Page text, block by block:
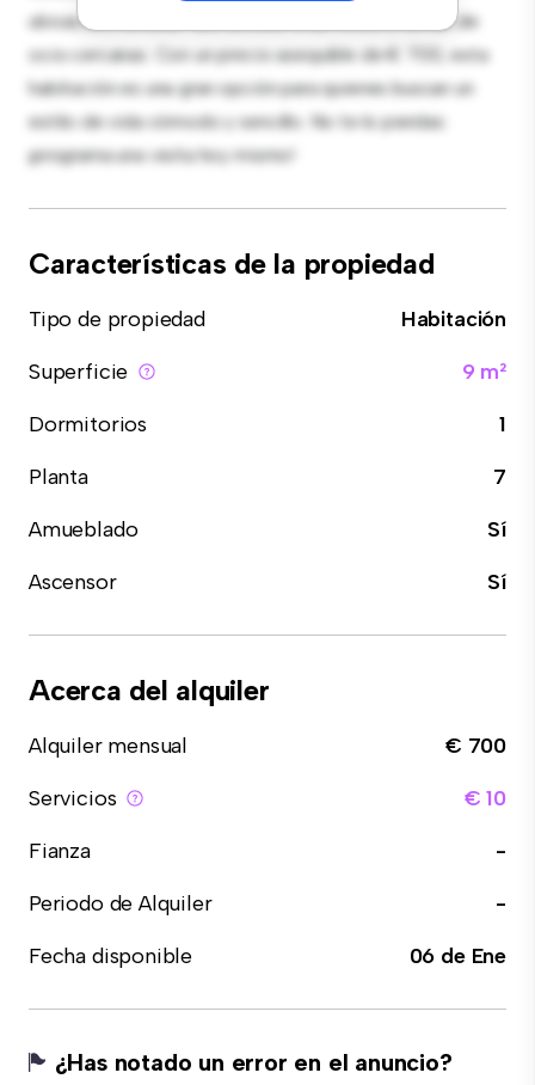
ubicación, tendrás fácil acceso a servicios y zonas de
ocio cercanas. Con un precio asequible de € 700, esta
habitación es una gran opción para quienes buscan un
estilo de vida cómodo y sencillo. No te lo pierdas:
¡programa una visita hoy mismo!
Características de la propiedad
Tipo de propiedad
Habitación
Superficie
9 m²
Dormitorios
1
Planta
7
Amueblado
Sí
Ascensor
Sí
Acerca del alquiler
Alquiler mensual
€ 700
Servicios
€ 10
Fianza
-
Periodo de Alquiler
-
Fecha disponible
06 de Ene
¿Has notado un error en el anuncio?